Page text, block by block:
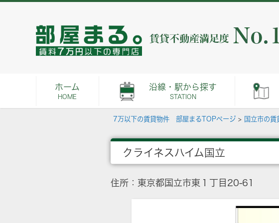
ホーム
HOME
沿線・駅から探す
STATION
7万以下の賃貸物件 部屋まるTOPページ > 国立市の賃
クライネスハイム国立
住所：東京都国立市東１丁目20-61